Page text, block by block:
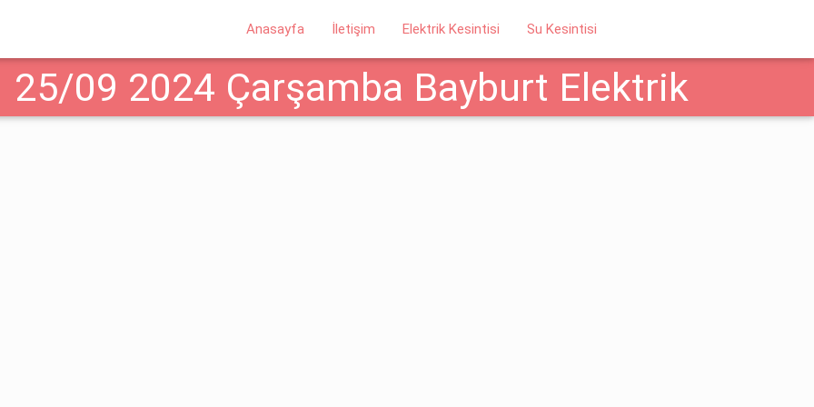
Anasayfa İletişim Elektrik Kesintisi Su Kesintisi
25/09 2024 Çarşamba Bayburt Elektrik